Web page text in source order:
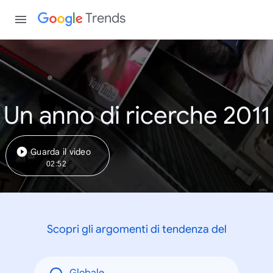
Trends
Un anno di ricerche 2011
Guarda il video
02:52
Scopri gli argomenti di tendenza del